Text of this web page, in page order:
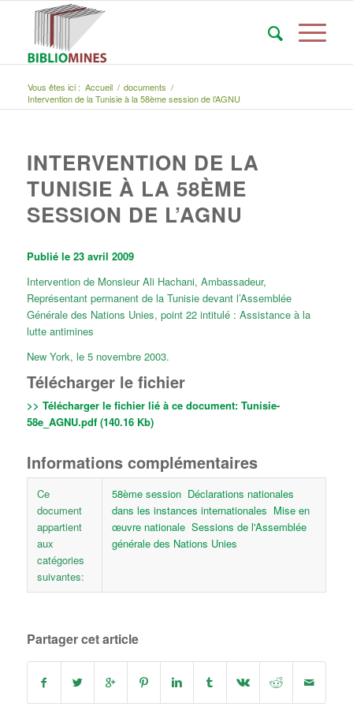
Vous êtes ici : Accueil / documents /
Intervention de la Tunisie à la 58ème session de l’AGNU
INTERVENTION DE LA
TUNISIE À LA 58ÈME
SESSION DE L’AGNU
Publié le 23 avril 2009
Intervention de Monsieur Ali Hachani, Ambassadeur,
Représentant permanent de la Tunisie devant l’Assemblée
Générale des Nations Unies, point 22 intitulé : Assistance à la
lutte antimines
New York, le 5 novembre 2003.
Télécharger le fichier
>> Télécharger le fichier lié à ce document: Tunisie-
58e_AGNU.pdf (140.16 Kb)
Informations complémentaires
Ce
document
appartient
aux
catégories
suivantes:
58ème session Déclarations nationales
dans les instances internationales Mise en
œuvre nationale Sessions de l'Assemblée
générale des Nations Unies
Partager cet article